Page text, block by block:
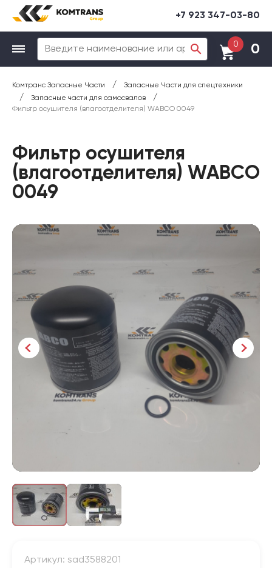
+7 923 347-03-80
0 0
Комтранс Запасные Части / Запасные Части для спецтехники
/ Запасные части для самосвалов /
Фильтр осушителя (влагоотделителя) WABCO 0049
Фильтр осушителя
(влагоотделителя) WABCO
0049
Артикул: sad3588201